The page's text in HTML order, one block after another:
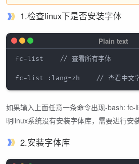
1.检查linux下是否安装字体
fc-list    // 查看所有字体
如果输入上面任意一条命令出现-bash:
明linux系统没有安装字体库，需要进行安装
2.安装字体库